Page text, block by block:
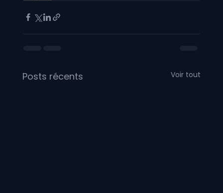
Posts récents Voir tout